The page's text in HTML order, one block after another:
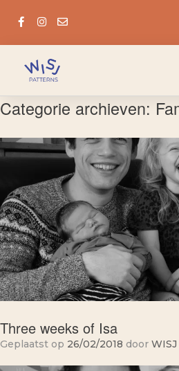
Categorie archieven:
Three weeks of Isa
Geplaatst op 26/02/2018 door